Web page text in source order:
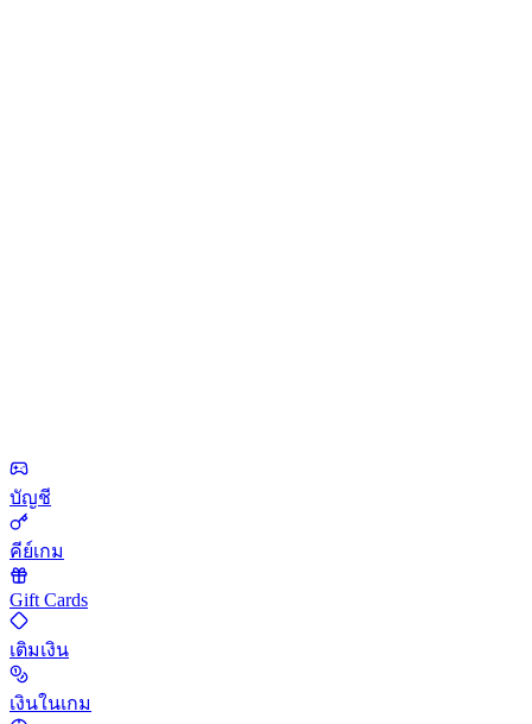
บัญชี
คีย์เกม
Gift Cards
เติมเงิน
เงินในเกม